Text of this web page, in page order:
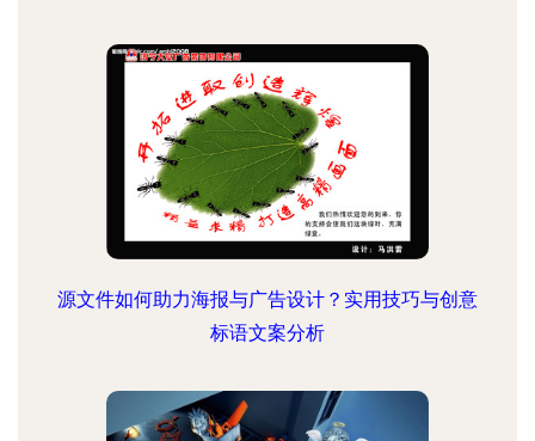
源文件如何助力海报与广告设计？实用技巧与创意
标语文案分析